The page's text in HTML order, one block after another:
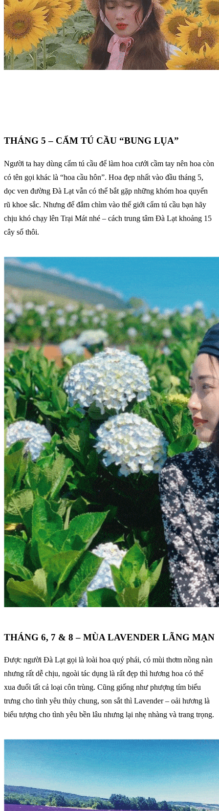
THÁNG 5 – CẨM TÚ CẦU “BUNG LỤA”
Người ta hay dùng cẩm tú cầu để làm hoa cưới cầm tay nên hoa còn
có tên gọi khác là “hoa cầu hôn”. Hoa đẹp nhất vào đầu tháng 5,
dọc ven đường Đà Lạt vẫn có thể bắt gặp những khóm hoa quyến
rũ khoe sắc. Nhưng để đắm chìm vào thế giới cẩm tú cầu bạn hãy
chịu khó chạy lên Trại Mát nhé – cách trung tâm Đà Lạt khoảng 15
cây số thôi.
THÁNG 6, 7 & 8 – MÙA LAVENDER LÃNG MẠN
Được người Đà Lạt gọi là loài hoa quý phái, có mùi thơm nồng nàn
nhưng rất dễ chịu, ngoài tác dụng là rất đẹp thì hương hoa có thể
xua đuổi tất cả loại côn trùng. Cũng giống như phượng tím biểu
trưng cho tình yêu thủy chung, son sắt thì Lavender – oải hương là
biểu tượng cho tình yêu bền lâu nhưng lại nhẹ nhàng và trang trọng.